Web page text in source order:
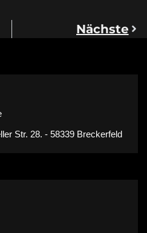
Nächste
Str. 28. - 58339 Breckerfeld